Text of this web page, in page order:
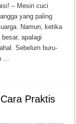
– Mesin cuci
yang paling
Namun, ketika
apalagi
Sebelum buru-
…
Praktis